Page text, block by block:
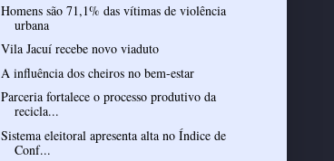
Homens são 71,1% das vítimas de violência
urbana
Vila Jacuí recebe novo viaduto
A influência dos cheiros no bem-estar‏
Parceria fortalece o processo produtivo da
recicla...
Sistema eleitoral apresenta alta no Índice de
Conf...